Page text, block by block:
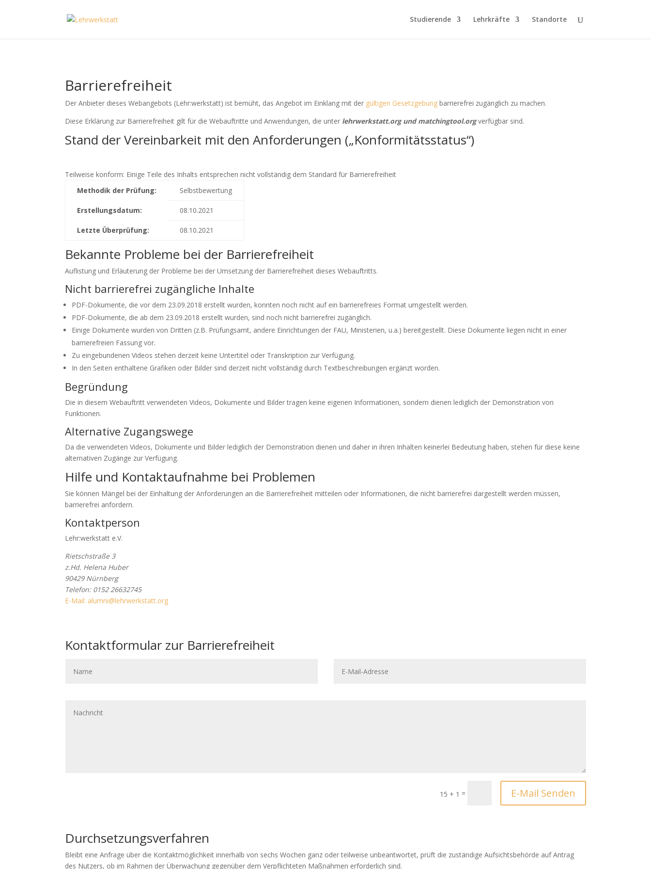
Studierende Lehrkräfte Standorte
Barrierefreiheit
Der Anbieter dieses Webangebots (Lehr:werkstatt) ist bemüht, das Angebot im Einklang mit der gültigen Gesetzgebung barrierefrei zugänglich zu machen.
Diese Erklärung zur Barrierefreiheit gilt für die Webauftritte und Anwendungen, die unter lehrwerkstatt.org und matchingtool.orgverfügbar sind.
Stand der Vereinbarkeit mit den Anforderungen („Konformitätsstatus“)
Teilweise konform: Einige Teile des Inhalts entsprechen nicht vollständig dem Standard für Barrierefreiheit
Methodik der Prüfung:
Selbstbewertung
Erstellungsdatum: 08.10.2021
Letzte Überprüfung: 08.10.2021
Bekannte Probleme bei der Barrierefreiheit
Auflistung und Erläuterung der Probleme bei der Umsetzung der Barrierefreiheit dieses Webauftritts.
Nicht barrierefrei zugängliche Inhalte
PDF-Dokumente, die vor dem 23.09.2018 erstellt wurden, konnten noch nicht auf ein barrierefreies Format umgestellt werden.
PDF-Dokumente, die ab dem 23.09.2018 erstellt wurden, sind noch nicht barrierefrei zugänglich.
Einige Dokumente wurden von Dritten (z.B. Prüfungsamt, andere Einrichtungen der FAU, Ministerien, u.a.) bereitgestellt. Diese Dokumente liegen nicht in einer
barrierefreien Fassung vor.
Zu eingebundenen Videos stehen derzeit keine Untertitel oder Transkription zur Verfügung.
In den Seiten enthaltene Grafiken oder Bilder sind derzeit nicht vollständig durch Textbeschreibungen ergänzt worden.
Begründung
Die in diesem Webauftritt verwendeten Videos, Dokumente und Bilder tragen keine eigenen Informationen, sondern dienen lediglich der Demonstration von
Funktionen.
Alternative Zugangswege
Da die verwendeten Videos, Dokumente und Bilder lediglich der Demonstration dienen und daher in ihren Inhalten keinerlei Bedeutung haben, stehen für diese keine
alternativen Zugänge zur Verfügung.
Hilfe und Kontaktaufnahme bei Problemen
Sie können Mängel bei der Einhaltung der Anforderungen an die Barrierefreiheit mitteilen oder Informationen, die nicht barrierefrei dargestellt werden müssen,
barrierefrei anfordern.
Kontaktperson
Lehr:werkstatt e.V.
Rietschstraße 3
z.Hd. Helena Huber
90429 Nürnberg
TelTelefoTeeTTele
Telefon: 0152 26632745
E-
E-Mail: alumni@lehrwerkstatt.org
Kontaktformular zur Barrierefreiheit
Mail-
15 + 1 = E-Mail Senden
Durchsetzungsverfahren
Bleibt eine Anfrage über die Kontaktmöglichkeit innerhalb von sechs Wochen ganz oder teilweise unbeantwortet, prüft die zuständige Aufsichtsbehörde auf Antrag
des Nutzers, ob im Rahmen der Überwachung gegenüber dem Verpflichteten Maßnahmen erforderlich sind.